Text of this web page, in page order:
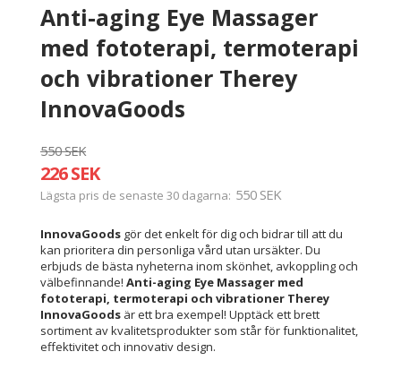
Anti-aging Eye Massager
med fototerapi, termoterapi
och vibrationer Therey
InnovaGoods
550 SEK
226 SEK
Lägsta pris de senaste 30 dagarna 550 SEK
InnovaGoods gör det enkelt för dig och bidrar till att du
kan prioritera din personliga vård utan ursäkter. Du
erbjuds de bästa nyheterna inom skönhet, avkoppling och
välbefinnande! Anti-aging Eye Massager med
fototerapi, termoterapi och vibrationer Therey
InnovaGoods är ett bra exempel! Upptäck ett brett
sortiment av kvalitetsprodukter som står för funktionalitet,
effektivitet och innovativ design.